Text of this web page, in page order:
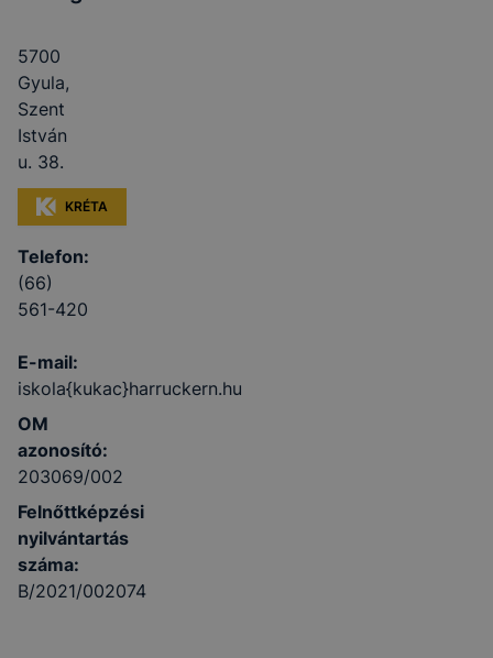
5700
Gyula,
Szent
István
u. 38.
KRÉTA
Telefon:
(66)
561-420
E-mail:
iskola{kukac}harruckern.hu
OM
azonosító:
203069/002
Felnőttképzési
nyilvántartás
száma:
B/2021/002074